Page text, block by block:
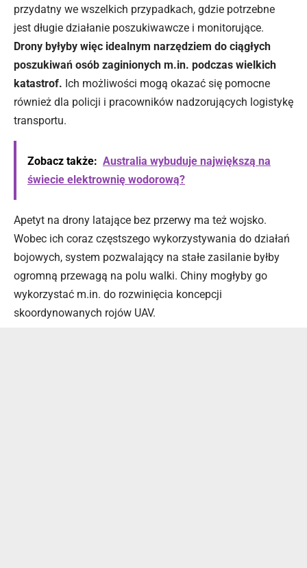
przydatny we wszelkich przypadkach, gdzie potrzebne
jest długie działanie poszukiwawcze i monitorujące.
Drony byłyby więc idealnym narzędziem do ciągłych
poszukiwań osób zaginionych m.in. podczas wielkich
katastrof. Ich możliwości mogą okazać się pomocne
również dla policji i pracowników nadzorujących logistykę
transportu.
Zobacz także: Australia wybuduje największą na
świecie elektrownię wodorową?
Apetyt na drony latające bez przerwy ma też wojsko.
Wobec ich coraz częstszego wykorzystywania do działań
bojowych, system pozwalający na stałe zasilanie byłby
ogromną przewagą na polu walki. Chiny mogłyby go
wykorzystać m.in. do rozwinięcia koncepcji
skoordynowanych rojów UAV.